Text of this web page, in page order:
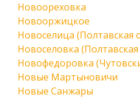
Новоореховка
Новооржицкое
Новоселица (Полтавская
Новоселовка (Полтавская
Новофедоровка
Новые Мартыновичи
Новые Санжары